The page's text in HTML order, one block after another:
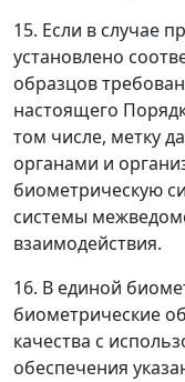
15. Если в случае
установлено
образцов
настоящего
том числе, метку
органами и
биометрическую
системы
взаимодействия.
16. В единой
биометрические
качества с
обеспечения